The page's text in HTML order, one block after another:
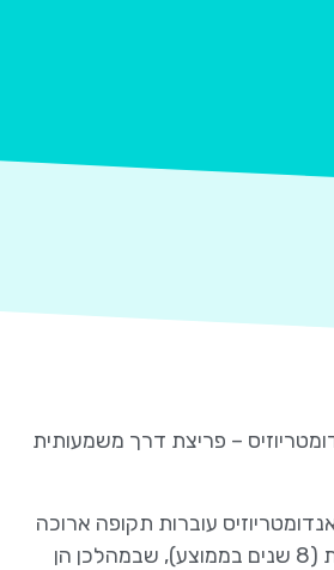
– פריצת דרך משמעותית
עוברות תקופה ארוכה
של חוסר וודאות רפואית (8 שנים בממוצע), שבמהלכן הן